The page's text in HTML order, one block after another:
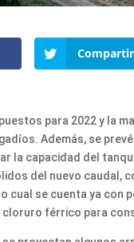
para 2022 y la
Además, se
la capacidad del
del nuevo caudal,
cual se cuenta ya con
férrico para